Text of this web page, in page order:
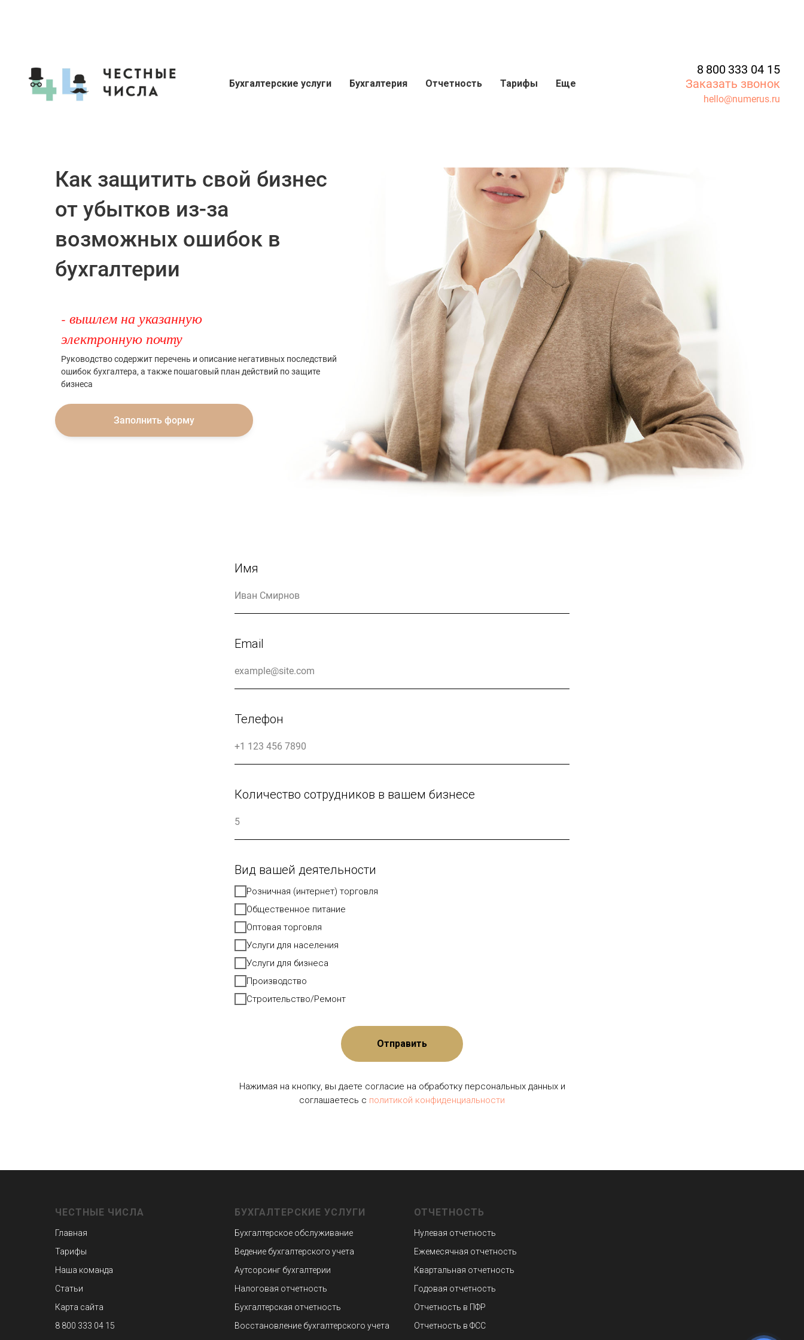
Бухгалтерские услуги Бухгалтерия Отчетность Тарифы Еще
8 800 333 04 15
Заказать звонок
hello@numerus.ru
Как защитить свой бизнес
от убытков из-за
возможных ошибок в
бухгалтерии
- вышлем на указанную
электронную почту
Заполнить форму
Руководство содержит перечень и описание негативных последствий
ошибок бухгалтера, а также пошаговый план действий по защите
бизнеса
Имя
Email
Телефон
Количество сотрудников в вашем бизнесе
Вид вашей деятельности
Розничная (интернет) торговля
Общественное питание
Оптовая торговля
Услуги для населения
Услуги для бизнеса
Производство
Строительство/Ремонт
Отправить
Нажимая на кнопку, вы даете согласие на обработку персональных данных и
соглашаетесь c политикой конфиденциальности
ЧЕСТНЫЕ ЧИСЛА
Главная
Тарифы
Наша команда
Статьи
Карта сайта
8 800 333 04 15
БУХГАЛТЕРСКИЕ УСЛУГИ
Бухгалтерское обслуживание
Ведение бухгалтерского учета
Аутсорсинг бухгалтерии
Налоговая отчетность
Бухгалтерская отчетность
Восстановление бухгалтерского учета
ОТЧЕТНОСТЬ
Нулевая отчетность
Ежемесячная отчетность
Квартальная отчетность
Годовая отчетность
Отчетность в ПФР
Отчетность в ФСС